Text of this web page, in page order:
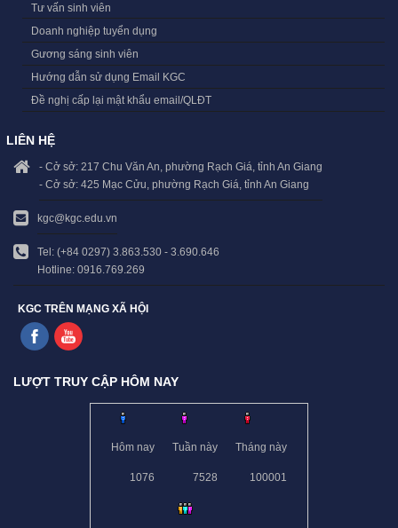
Tư vấn sinh viên
Doanh nghiệp tuyển dụng
Gương sáng sinh viên
Hướng dẫn sử dụng Email KGC
Đề nghị cấp lại mật khẩu email/QLĐT
LIÊN HỆ
- Cở sở: 217 Chu Văn An, phường Rạch Giá, tỉnh An Giang
- Cở sở: 425 Mạc Cửu, phường Rạch Giá, tỉnh An Giang
kgc@kgc.edu.vn
Tel: (+84 0297) 3.863.530 - 3.690.646
Hotline: 0916.769.269
KGC TRÊN MẠNG XÃ HỘI
LƯỢT TRUY CẬP HÔM NAY
Hôm nay
1076
Tuần này
7528
Tháng này
100001